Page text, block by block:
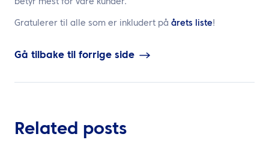
betyr mest for våre kunder.
Gratulerer til alle som er inkludert på årets liste!
Gå tilbake til forrige side
Related posts